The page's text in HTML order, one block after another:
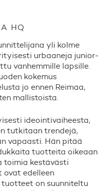
HQ
yli kolme
urbaaneja junior-
vanhemmille lapsille.
kokemus
jo ennen Reimaa,
mallistoista.
ideointivaiheesta,
tutkitaan trendejä,
vapaasti. Hän pitää
tuotteita oikeaan
toimia kestävästi
ovat edelleen
tuotteet on suunniteltu